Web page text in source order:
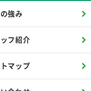
強み
フ紹介
マップ